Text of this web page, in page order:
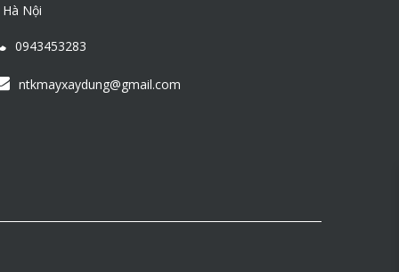
Hà Nội
0943453283
ntkmayxaydung@gmail.com